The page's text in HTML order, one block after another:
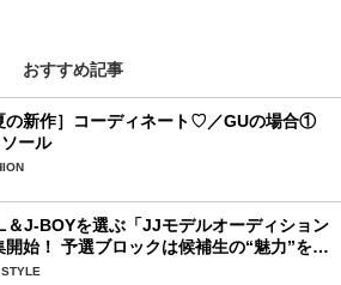
おすすめ記事
の新作］コーディネート♡／GUの場合①
ール
＆J-BOYを選ぶ「JJモデルオーディション
始！ 予選ブロックは候補生の“魅力”を重
テム」に変わります